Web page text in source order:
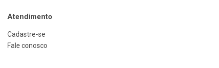
Atendimento
Cadastre-se
Fale conosco